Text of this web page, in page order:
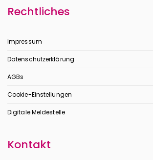
Rechtliches
Impressum
Datenschutzerklärung
AGBs
Cookie-Einstellungen
Digitale Meldestelle
Kontakt